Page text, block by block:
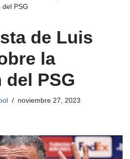
PSG
de Luis
la
PSG
noviembre 27, 2023